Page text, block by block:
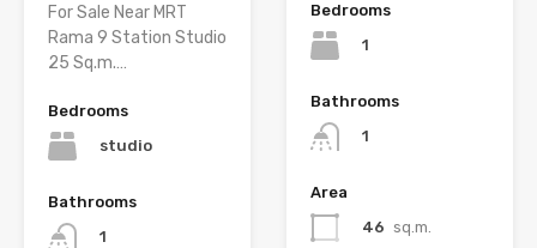
For Sale Near MRT
Rama 9 Station Studio
25 Sq.m.…
Bedrooms
studio
Bathrooms
1
Bedrooms
1
Bathrooms
1
Area
46 sq.m.